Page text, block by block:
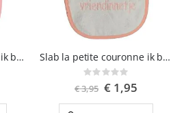
Slab la petite couronne ik ben mama's hartedief roze Slab la petite couronne ik ben mama's vriendinnetje roze
Rating:
0%
€ 3,95 Speciale
prijs
€ 1,95